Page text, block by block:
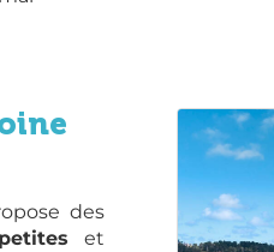
des
petites et